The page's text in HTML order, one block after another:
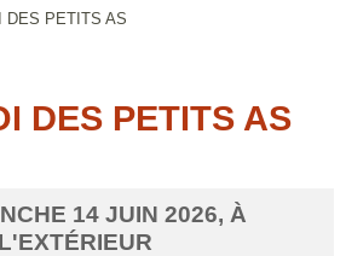
DES PETITS AS
DES PETITS AS
14 JUIN 2026, À
L'EXTÉRIEUR